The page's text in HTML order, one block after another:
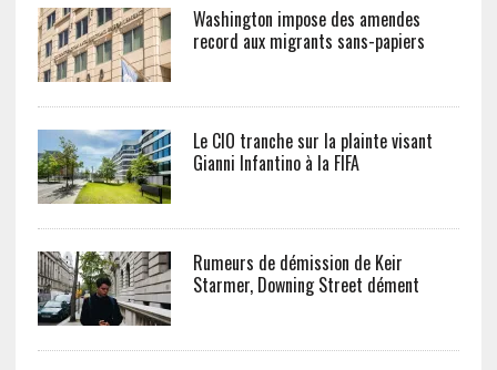
Washington impose des amendes
record aux migrants sans-papiers
Le CIO tranche sur la plainte visant
Gianni Infantino à la FIFA
Rumeurs de démission de Keir
Starmer, Downing Street dément